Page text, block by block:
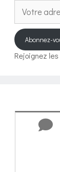
adresse
mail
Abonnez-
Rejoignez